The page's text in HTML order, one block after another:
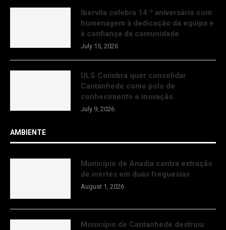
Ibervita celebra 14.º aniversário com
homenagem à dedicação da equipa e
à confiança da comunidade
July 15, 2026
ULS Coimbra quer consolidar
Cantanhede como polo de
conhecimento e inovação
July 9, 2026
AMBIENTE
Município de Anadia contra extração
de inertes em duas freguesias
August 1, 2026
Município de Cantanhede destruiu